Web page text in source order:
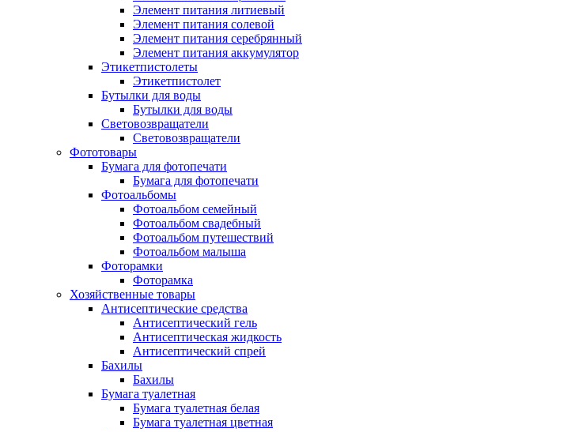
Элемент питания литиевый
Элемент питания солевой
Элемент питания серебрянный
Элемент питания аккумулятор
Этикетпистолеты
Этикетпистолет
Бутылки для воды
Бутылки для воды
Световозвращатели
Световозвращатели
Фототовары
Бумага для фотопечати
Бумага для фотопечати
Фотоальбомы
Фотоальбом семейный
Фотоальбом свадебный
Фотоальбом путешествий
Фотоальбом малыша
Фоторамки
Фоторамка
Хозяйственные товары
Антисептические средства
Антисептический гель
Антисептическая жидкость
Антисептический спрей
Бахилы
Бахилы
Бумага туалетная
Бумага туалетная белая
Бумага туалетная цветная